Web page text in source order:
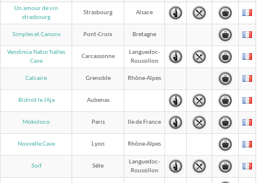
Un amour de vin
strasbourg
Strasbourg Alsace
Simples et Canons Pont-Croix Bretagne
Vendimia Natur'halles
Cave
Carcassonne
Languedoc-
Roussillon
Calcaire Grenoble Rhône-Alpes
Bistrot le JAja Aubenas
Mokoloco Paris Ile de France
Nouvelle Cave Lyon Rhône-Alpes
Soif Sète
Languedoc-
Roussillon